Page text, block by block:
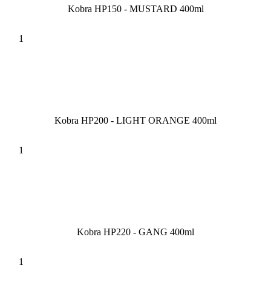
Kobra HP150 - MUSTARD 400ml
Kobra HP200 - LIGHT ORANGE 400ml
Kobra HP220 - GANG 400ml